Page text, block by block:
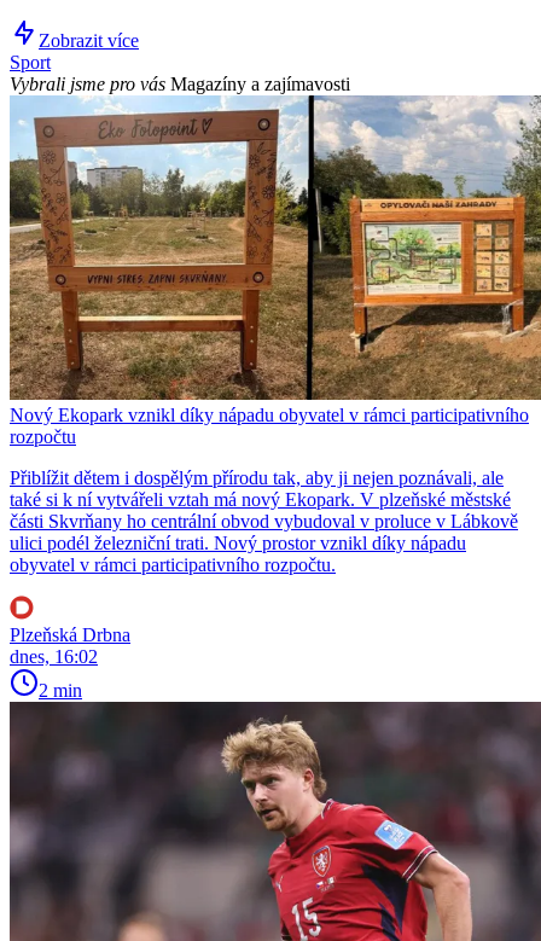
Zobrazit více
Sport
Vybrali jsme pro vás Magazíny a zajímavosti
Nový Ekopark vznikl díky nápadu obyvatel v rámci participativního
rozpočtu
Přiblížit dětem i dospělým přírodu tak, aby ji nejen poznávali, ale
také si k ní vytvářeli vztah má nový Ekopark. V plzeňské městské
části Skvrňany ho centrální obvod vybudoval v proluce v Lábkově
ulici podél železniční trati. Nový prostor vznikl díky nápadu
obyvatel v rámci participativního rozpočtu.
Plzeňská Drbna
dnes, 16:02
2 min